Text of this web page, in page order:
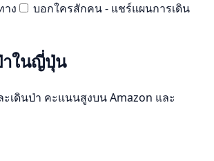
าง
บอกใครสักคน - แชร์แผนการเดิน
ในญี่ปุ่น
เดินป่า คะแนนสูงบน Amazon และ